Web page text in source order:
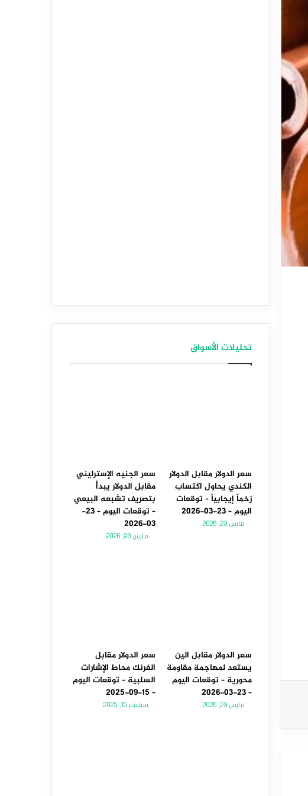
تحليلات الأسواق
سعر الدولار مقابل الدولار
الكندي يحاول اكتساب
زخماً إيجابياً – توقعات
اليوم – 23-03-2026
مارس 23, 2026
سعر الجنيه الإسترليني
مقابل الدولار يبدأ
بتصريف تشبعه البيعي
– توقعات اليوم – 23-
03-2026
مارس 23, 2026
سعر الدولار مقابل الين
يستعد لمهاجمة مقاومة
محورية – توقعات اليوم
– 23-03-2026
مارس 23, 2026
سعر الدولار مقابل
الفرنك محاط الإشارات
السلبية – توقعات اليوم
– 15-09-2025
سبتمبر 15, 2025